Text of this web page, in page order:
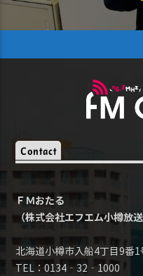
Contact
ＦＭおたる
（株式会社エフエム小樽放送
北海道小樽市入船4丁目9番1
TEL：0134‐32‐1000